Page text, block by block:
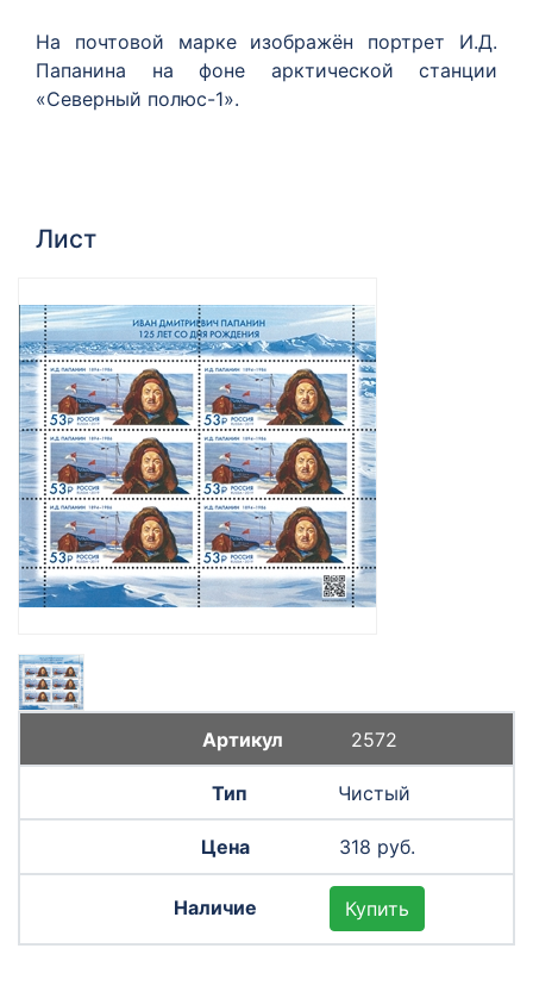
На почтовой марке изображён портрет И.Д.
Папанина на фоне арктической станции
«Северный полюс-1».
Лист
2572
Чистый
318 руб.
Купить